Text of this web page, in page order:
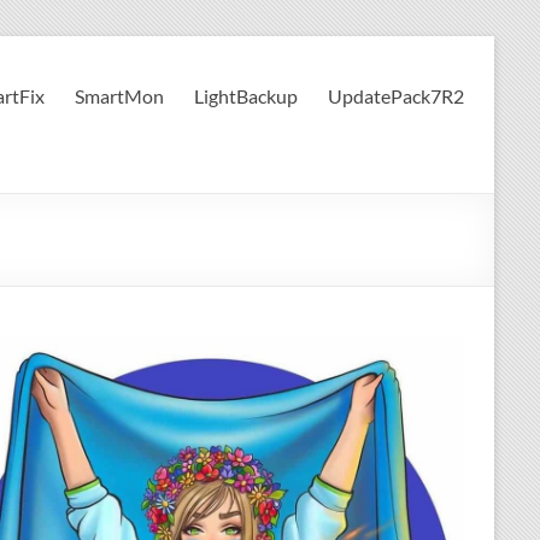
SmartMon LightBackup UpdatePack7R2